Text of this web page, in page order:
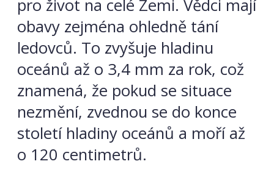
pro život na celé Zemi. Vědci mají
obavy zejména ohledně tání
ledovců. To zvyšuje hladinu
oceánů až o 3,4 mm za rok, což
znamená, že pokud se situace
nezmění, zvednou se do konce
století hladiny oceánů a moří až
o 120 centimetrů.